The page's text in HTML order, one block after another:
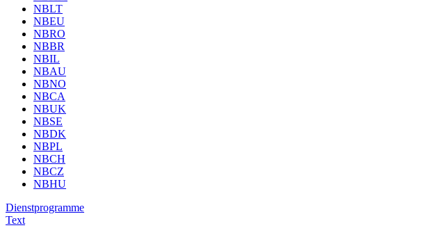
NBLT
NBEU
NBRO
NBBR
NBIL
NBAU
NBNO
NBCA
NBUK
NBSE
NBDK
NBPL
NBCH
NBCZ
NBHU
Dienstprogramme
Text